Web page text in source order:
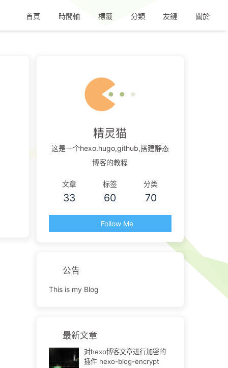
首頁 時間軸 標籤 分類 友鏈 關於
精灵猫
这是一个hexo.hugo,github,搭建静态
博客的教程
文章
33
标签
60
分类
70
Follow Me
公告
This is my Blog
最新文章
对hexo博客文章进行加密的
插件 hexo-blog-encrypt